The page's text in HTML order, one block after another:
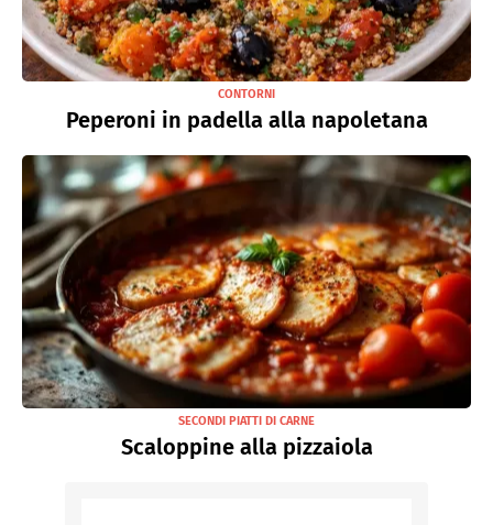
CONTORNI
Peperoni in padella alla napoletana
SECONDI PIATTI DI CARNE
Scaloppine alla pizzaiola